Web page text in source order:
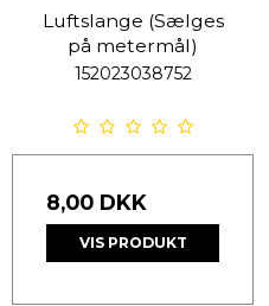
Luftslange (Sælges
på metermål)
152023038752
8,00 DKK
VIS PRODUKT